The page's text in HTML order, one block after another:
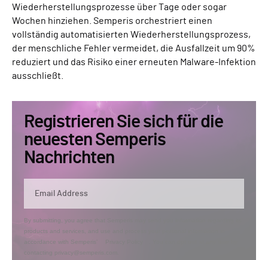
Wiederherstellungsprozesse über Tage oder sogar
Wochen hinziehen. Semperis orchestriert einen
vollständig automatisierten Wiederherstellungsprozess,
der menschliche Fehler vermeidet, die Ausfallzeit um 90%
reduziert und das Risiko einer erneuten Malware-Infektion
ausschließt.
Registrieren Sie sich für die
neuesten Semperis
Nachrichten
By submitting, you agree that Semperis may send you information regarding its
products and services, and use and process your personal information in
accordance with Semperis’
contacting privacy@semperis.com.